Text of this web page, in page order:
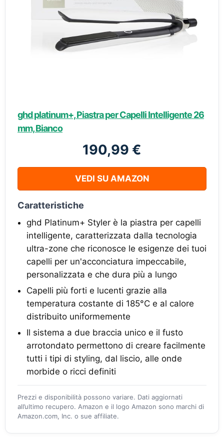
ghd platinum+, Piastra per Capelli Intelligente 26
mm, Bianco
190,99 €
VEDI SU AMAZON
Caratteristiche
ghd Platinum+ Styler è la piastra per capelli
intelligente, caratterizzata dalla tecnologia
ultra-zone che riconosce le esigenze dei tuoi
capelli per un'acconciatura impeccabile,
personalizzata e che dura più a lungo
Capelli più forti e lucenti grazie alla
temperatura costante di 185°C e al calore
distribuito uniformemente
Il sistema a due braccia unico e il fusto
arrotondato permettono di creare facilmente
tutti i tipi di styling, dal liscio, alle onde
morbide o ricci definiti
Prezzi e disponibilità possono variare. Dati aggiornati
all’ultimo recupero. Amazon e il logo Amazon sono marchi di
Amazon.com, Inc. o sue affiliate.